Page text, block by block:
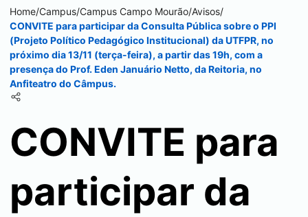
Home/Campus/Campus Campo Mourão/Avisos/
CONVITE para participar da Consulta Pública sobre o PPI
(Projeto Político Pedagógico Institucional) da UTFPR, no
próximo dia 13/11 (terça-feira), a partir das 19h, com a
presença do Prof. Eden Januário Netto, da Reitoria, no
Anfiteatro do Câmpus.
CONVITE para
participar da